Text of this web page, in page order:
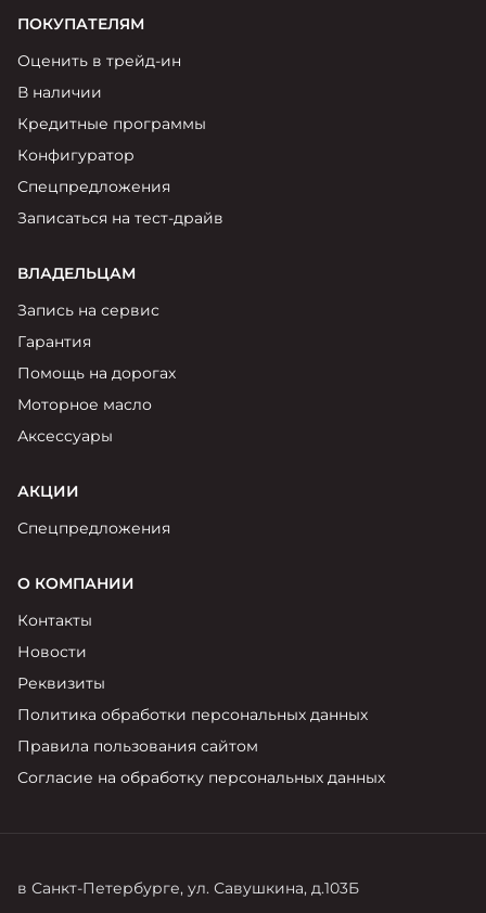
ПОКУПАТЕЛЯМ
Оценить в трейд-ин
В наличии
Кредитные программы
Конфигуратор
Спецпредложения
Записаться на тест-драйв
ВЛАДЕЛЬЦАМ
Запись на сервис
Гарантия
Помощь на дорогах
Моторное масло
Аксессуары
АКЦИИ
Спецпредложения
О КОМПАНИИ
Контакты
Новости
Реквизиты
Политика обработки персональных данных
Правила пользования сайтом
Согласие на обработку персональных данных
в Санкт-Петербурге, ул. Савушкина, д.103Б